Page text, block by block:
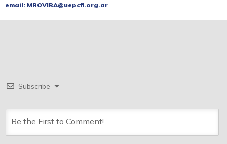
email: MROVIRA@uepcfi.org.ar
Subscribe